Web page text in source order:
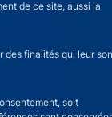
de ce site, aussi la
des finalités qui leur
soit